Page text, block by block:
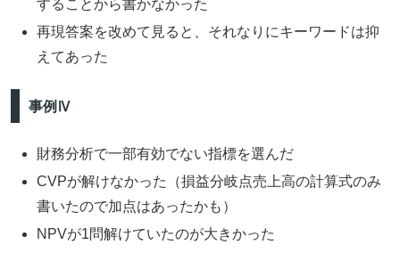
することから書かなかった
再現答案を改めて見ると、それなりにキーワードは抑
えてあった
事例Ⅳ
財務分析で一部有効でない指標を選んだ
CVPが解けなかった（損益分岐点売上高の計算式のみ
書いたので加点はあったかも）
NPVが1問解けていたのが大きかった